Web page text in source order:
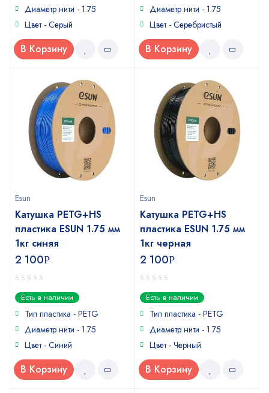
Диаметр нити - 1.75
Цвет - Серый
В Корзину
Диаметр нити - 1.75
Цвет - Серебристый
В Корзину
Esun
Катушка PETG+HS
пластика ESUN 1.75 мм
1кг синяя
2 100Р
0
out
of
Есть в наличии
Тип пластика - PETG
Диаметр нити - 1.75
Цвет - Синий
В Корзину
Esun
Катушка PETG+HS
пластика ESUN 1.75 мм
1кг черная
2 100Р
0
out
of
Есть в наличии
Тип пластика - PETG
Диаметр нити - 1.75
Цвет - Черный
В Корзину